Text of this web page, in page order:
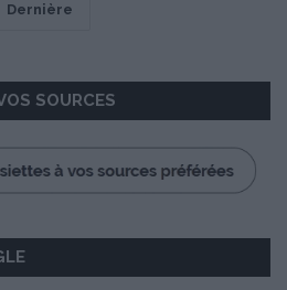
Dernière
SOURCES